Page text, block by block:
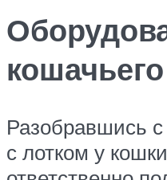
Разобравшись
с лотком у